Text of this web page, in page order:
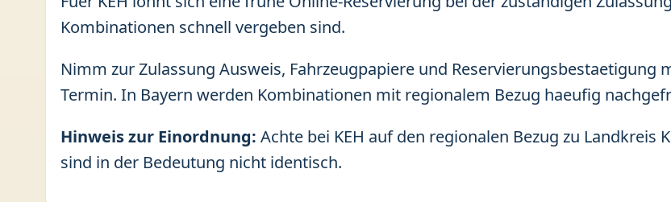
Kombinationen schnell vergeben sind.
Nimm zur Zulassung Ausweis, Fahrzeugpapiere und Reservierungsbestaetigung
Termin. In Bayern werden Kombinationen mit regionalem Bezug haeufig
Hinweis zur Einordnung: Achte bei KEH auf den regionalen Bezug zu Landkreis
sind in der Bedeutung nicht identisch.